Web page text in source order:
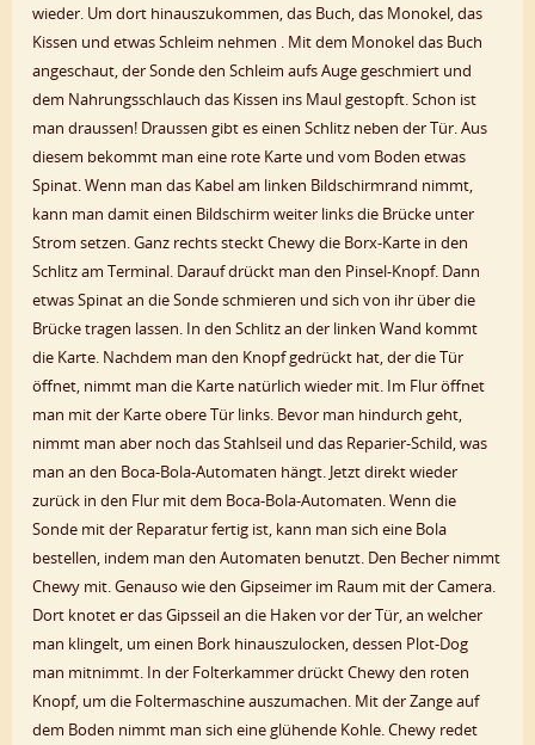
wieder. Um dort hinauszukommen, das Buch, das Monokel, das
Kissen und etwas Schleim nehmen . Mit dem Monokel das Buch
angeschaut, der Sonde den Schleim aufs Auge geschmiert und
dem Nahrungsschlauch das Kissen ins Maul gestopft. Schon ist
man draussen! Draussen gibt es einen Schlitz neben der Tür. Aus
diesem bekommt man eine rote Karte und vom Boden etwas
Spinat. Wenn man das Kabel am linken Bildschirmrand nimmt,
kann man damit einen Bildschirm weiter links die Brücke unter
Strom setzen. Ganz rechts steckt Chewy die Borx-Karte in den
Schlitz am Terminal. Darauf drückt man den Pinsel-Knopf. Dann
etwas Spinat an die Sonde schmieren und sich von ihr über die
Brücke tragen lassen. In den Schlitz an der linken Wand kommt
die Karte. Nachdem man den Knopf gedrückt hat, der die Tür
öffnet, nimmt man die Karte natürlich wieder mit. Im Flur öffnet
man mit der Karte obere Tür links. Bevor man hindurch geht,
nimmt man aber noch das Stahlseil und das Reparier-Schild, was
man an den Boca-Bola-Automaten hängt. Jetzt direkt wieder
zurück in den Flur mit dem Boca-Bola-Automaten. Wenn die
Sonde mit der Reparatur fertig ist, kann man sich eine Bola
bestellen, indem man den Automaten benutzt. Den Becher nimmt
Chewy mit. Genauso wie den Gipseimer im Raum mit der Camera.
Dort knotet er das Gipsseil an die Haken vor der Tür, an welcher
man klingelt, um einen Bork hinauszulocken, dessen Plot-Dog
man mitnimmt. In der Folterkammer drückt Chewy den roten
Knopf, um die Foltermaschine auszumachen. Mit der Zange auf
dem Boden nimmt man sich eine glühende Kohle. Chewy redet